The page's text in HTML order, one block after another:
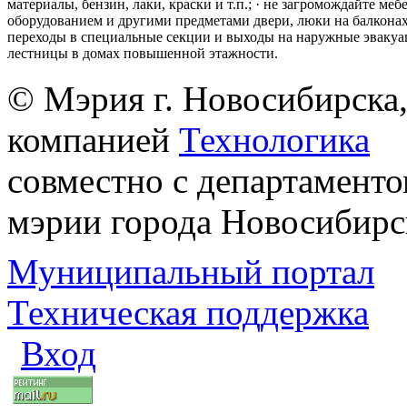
материалы, бензин, лаки, краски и т.п.; · не загромождайте
оборудованием и другими предметами двери, люки на
переходы в специальные секции и выходы на наружные
лестницы в домах повышенной этажности.
© Мэрия г.
компанией Технологика
совместно с
мэрии города
Муниципальный портал
Техническая поддержка
Вход